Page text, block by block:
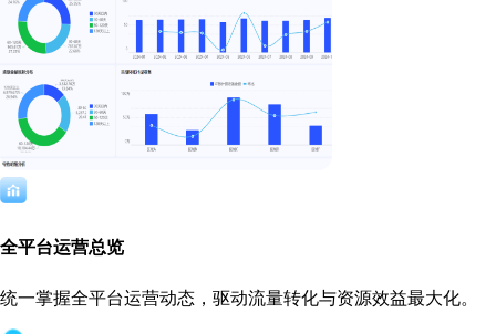
全平台运营总览
统一掌握全平台运营动态，驱动流量转化与资源效益最大化。